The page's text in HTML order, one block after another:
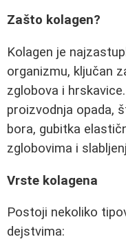
Zašto kolagen?
Kolagen je
organizmu, ključan
zglobova i
proizvodnja opada,
bora, gubitka
zglobovima i
Vrste kolagena
Postoji nekoliko
dejstvima: